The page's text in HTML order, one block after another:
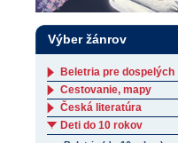
Výber žánrov
Beletria pre dospelých
Cestovanie, mapy
Česká literatúra
Deti do 10 rokov